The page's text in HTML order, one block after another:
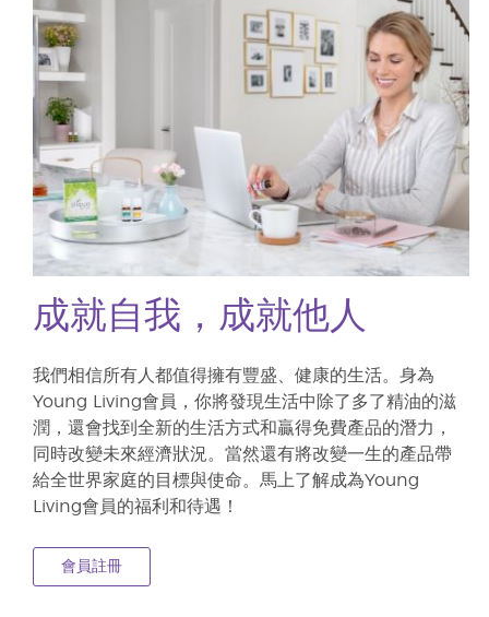
成就自我，成就他人
我們相信所有人都值得擁有豐盛、健康的生活。身為
Young Living會員，你將發現生活中除了多了精油的滋
潤，還會找到全新的生活方式和贏得免費產品的潛力，
同時改變未來經濟狀況。當然還有將改變一生的產品帶
給全世界家庭的目標與使命。馬上了解成為Young
Living會員的福利和待遇！
會員註冊